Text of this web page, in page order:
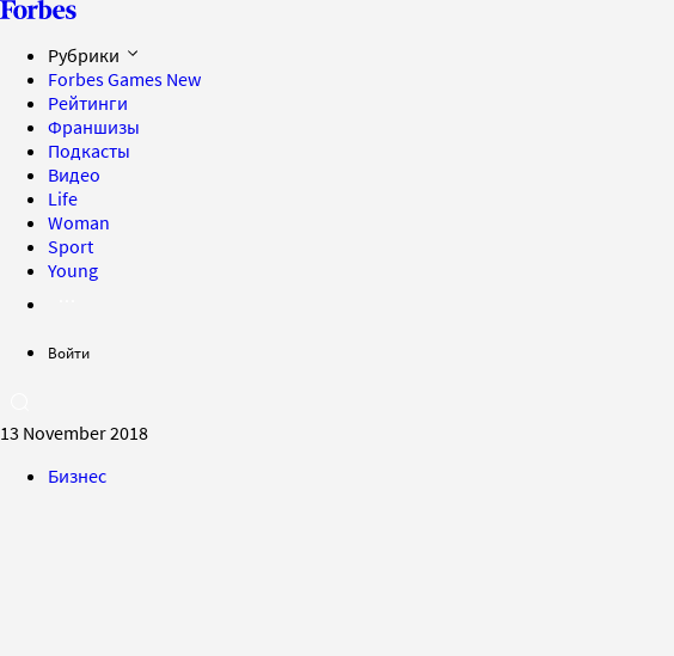
Рубрики
Forbes Games New
Рейтинги
Франшизы
Подкасты
Видео
Life
Woman
Sport
Young
Войти
13 November 2018
Бизнес